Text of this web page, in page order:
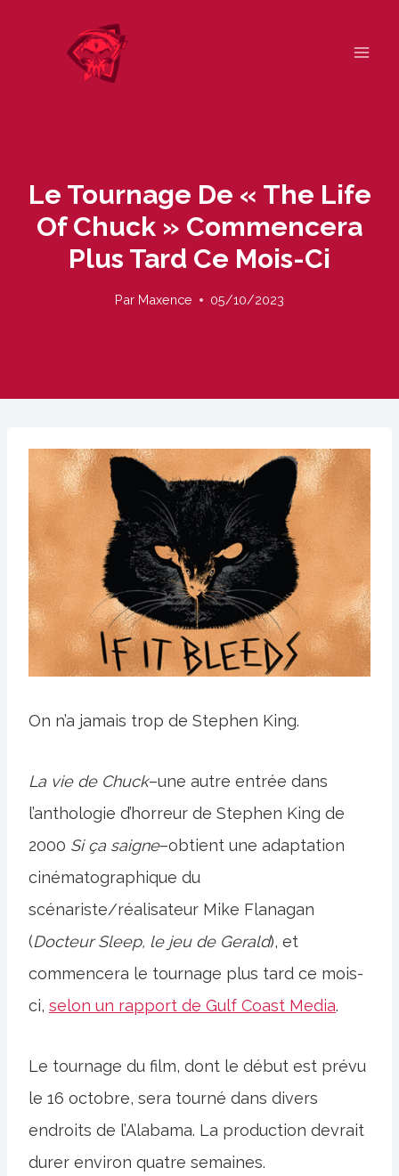
Le Tournage De « The Life
Of Chuck » Commencera
Plus Tard Ce Mois-Ci
Par Maxence 05/10/2023
On n’a jamais trop de Stephen King.
La vie de Chuck–une autre entrée dans
l’anthologie d’horreur de Stephen King de
2000 Si ça saigne–obtient une adaptation
cinématographique du
scénariste/réalisateur Mike Flanagan
(Docteur Sleep, le jeu de Gerald), et
commencera le tournage plus tard ce mois-
ci, selon un rapport de Gulf Coast Media.
Le tournage du film, dont le début est prévu
le 16 octobre, sera tourné dans divers
endroits de l’Alabama. La production devrait
durer environ quatre semaines.